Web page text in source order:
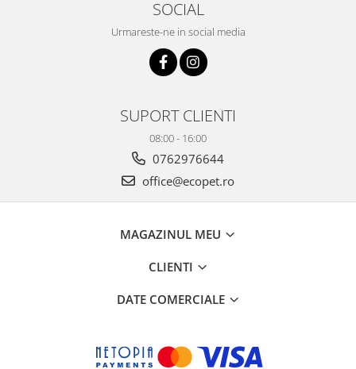
SOCIAL
Urmareste-ne in social media
SUPORT CLIENTI
08:00 - 16:00
0762976644
office@ecopet.ro
MAGAZINUL MEU
CLIENTI
DATE COMERCIALE